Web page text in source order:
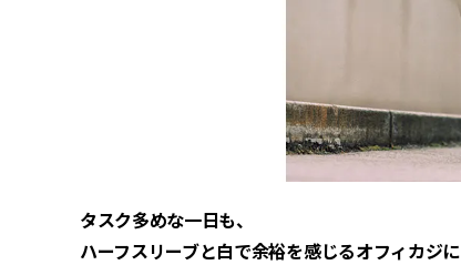
タスク多めな一日も、
ハーフスリーブと白で余裕を感じるオフィカジに